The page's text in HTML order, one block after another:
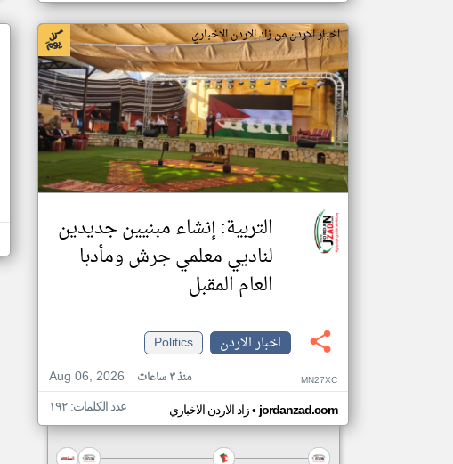
اخبار الاردن من زاد الاردن الاخباري
التربية: إنشاء مبنيين جديدين
لناديي معلمي جرش ومأدبا
العام المقبل
اخبار الاردن
Politics
Aug 06, 2026
منذ ٣ ساعات MN27XC
زاد الاردن الاخباري•jordanzad.com عدد الكلمات: ١٩٢